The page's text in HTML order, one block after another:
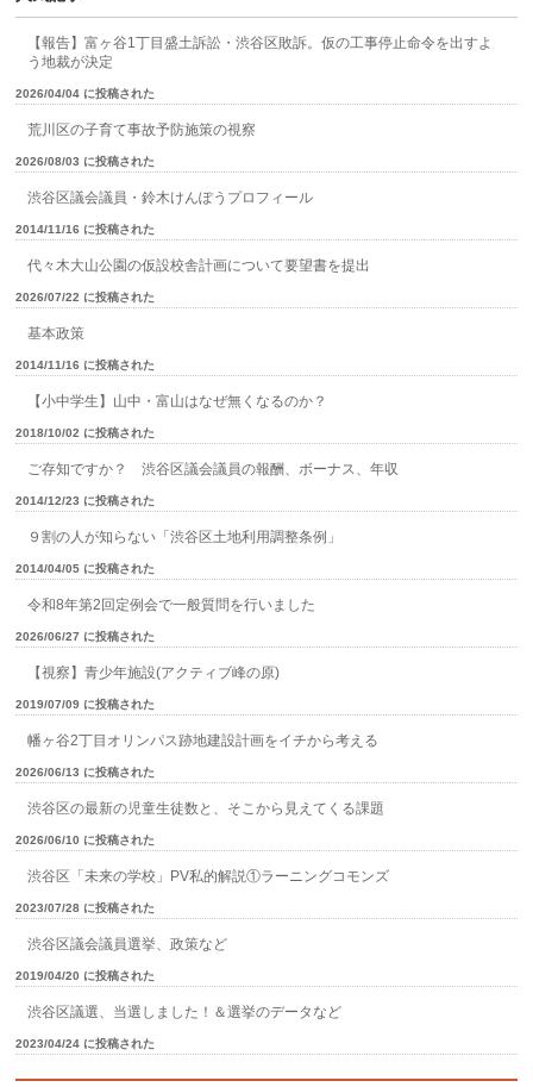
【報告】富ヶ谷1丁目盛土訴訟・渋谷区敗訴。仮の工事停止命令を出すよ
う地裁が決定
2026/04/04 に投稿された
荒川区の子育て事故予防施策の視察
2026/08/03 に投稿された
渋谷区議会議員・鈴木けんぽうプロフィール
2014/11/16 に投稿された
代々木大山公園の仮設校舎計画について要望書を提出
2026/07/22 に投稿された
基本政策
2014/11/16 に投稿された
【小中学生】山中・富山はなぜ無くなるのか？
2018/10/02 に投稿された
ご存知ですか？ 渋谷区議会議員の報酬、ボーナス、年収
2014/12/23 に投稿された
９割の人が知らない「渋谷区土地利用調整条例」
2014/04/05 に投稿された
令和8年第2回定例会で一般質問を行いました
2026/06/27 に投稿された
【視察】青少年施設(アクティブ峰の原)
2019/07/09 に投稿された
幡ヶ谷2丁目オリンパス跡地建設計画をイチから考える
2026/06/13 に投稿された
渋谷区の最新の児童生徒数と、そこから見えてくる課題
2026/06/10 に投稿された
渋谷区「未来の学校」PV私的解説①ラーニングコモンズ
2023/07/28 に投稿された
渋谷区議会議員選挙、政策など
2019/04/20 に投稿された
渋谷区議選、当選しました！＆選挙のデータなど
2023/04/24 に投稿された